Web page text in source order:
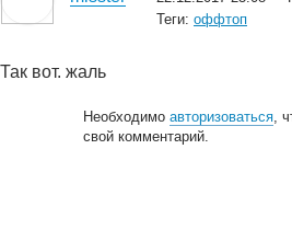
Теги: оффтоп
Так вот. жаль
Необходимоавторизоваться,
свой комментарий.